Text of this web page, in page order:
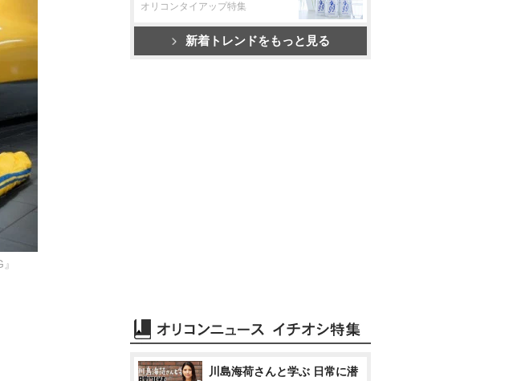
オリコンタイアップ特集
新着トレンドをもっと見る
川島海荷さんと学ぶ 日常に潜